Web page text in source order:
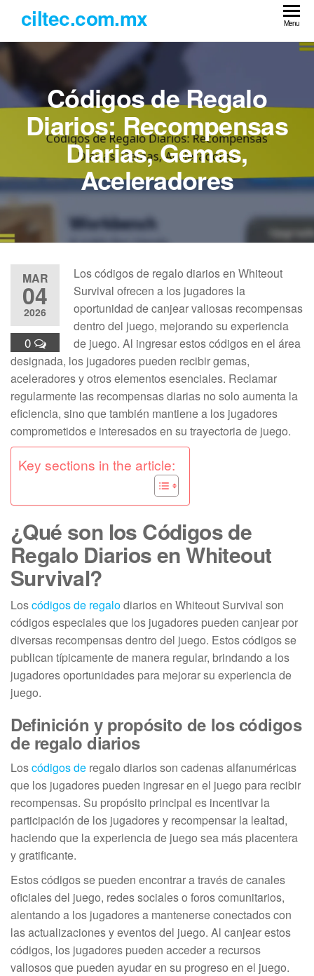
the
content
ciltec.com.mx Menu
Códigos de Regalo
Diarios: Recompensas
Diarias, Gemas,
Aceleradores
MAR
04
2026
0
Los códigos de regalo diarios en Whiteout
Survival ofrecen a los jugadores la
oportunidad de canjear valiosas recompensas
dentro del juego, mejorando su experiencia
de juego. Al ingresar estos códigos en el área
designada, los jugadores pueden recibir gemas,
aceleradores y otros elementos esenciales. Reclamar
regularmente las recompensas diarias no solo aumenta la
eficiencia, sino que también mantiene a los jugadores
comprometidos e interesados en su trayectoria de juego.
Key sections in the article:
¿Qué son los Códigos de
Regalo Diarios en Whiteout
Survival?
Loscódigos de regalodiarios en Whiteout Survival son
códigos especiales que los jugadores pueden canjear por
diversas recompensas dentro del juego. Estos códigos se
publican típicamente de manera regular, brindando a los
jugadores oportunidades para mejorar su experiencia de
juego.
Definición y propósito de los códigos
de regalo diarios
Loscódigos de regalo diarios son cadenas alfanuméricas
que los jugadores pueden ingresar en el juego para recibir
recompensas. Su propósito principal es incentivar la
participación de los jugadores y recompensar la lealtad,
haciendo que la experiencia de juego sea más placentera
y gratificante.
Estos códigos se pueden encontrar a través de canales
oficiales del juego, redes sociales o foros comunitarios,
alentando a los jugadores a mantenerse conectados con
las actualizaciones y eventos del juego. Al canjear estos
códigos, los jugadores pueden acceder a recursos
valiosos que pueden ayudar en su progreso en el juego.